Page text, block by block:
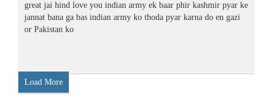
great jai hind love you indian army ek baar phir kashmir pyar ke
jannat bana ga bas indian army ko thoda pyar karna do en gazi
or Pakistan ko
Load More